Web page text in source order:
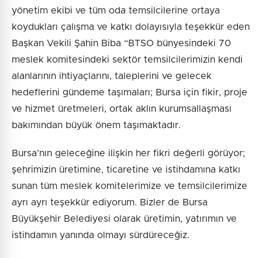
yönetim ekibi ve tüm oda temsilcilerine ortaya
koydukları çalışma ve katkı dolayısıyla teşekkür eden
Başkan Vekili Şahin Biba “BTSO bünyesindeki 70
meslek komitesindeki sektör temsilcilerimizin kendi
alanlarının ihtiyaçlarını, taleplerini ve gelecek
hedeflerini gündeme taşımaları; Bursa için fikir, proje
ve hizmet üretmeleri, ortak aklın kurumsallaşması
bakımından büyük önem taşımaktadır.
Bursa’nın geleceğine ilişkin her fikri değerli görüyor;
şehrimizin üretimine, ticaretine ve istihdamına katkı
sunan tüm meslek komitelerimize ve temsilcilerimize
ayrı ayrı teşekkür ediyorum. Bizler de Bursa
Büyükşehir Belediyesi olarak üretimin, yatırımın ve
istihdamın yanında olmayı sürdüreceğiz.